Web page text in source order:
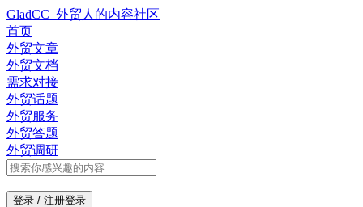
GladCC_外贸人的内容社区
首页
外贸文章
外贸文档
需求对接
外贸话题
外贸服务
外贸答题
外贸调研
登录 / 注册登录